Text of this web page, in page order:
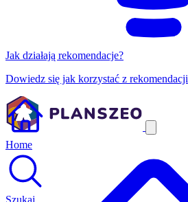
Jak działają rekomendacje?
Dowiedz się jak korzystać z rekomendacji
Home
Szukaj